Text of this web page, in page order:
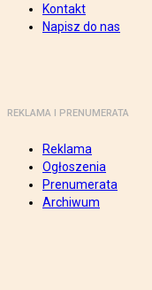
Kontakt
Napisz do nas
REKLAMA I PRENUMERATA
Reklama
Ogłoszenia
Prenumerata
Archiwum